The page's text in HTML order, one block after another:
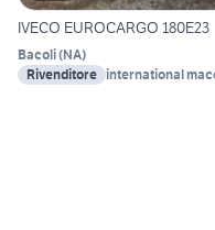
IVECO EUROCARGO 180E23
Bacoli(NA)
Rivenditore international